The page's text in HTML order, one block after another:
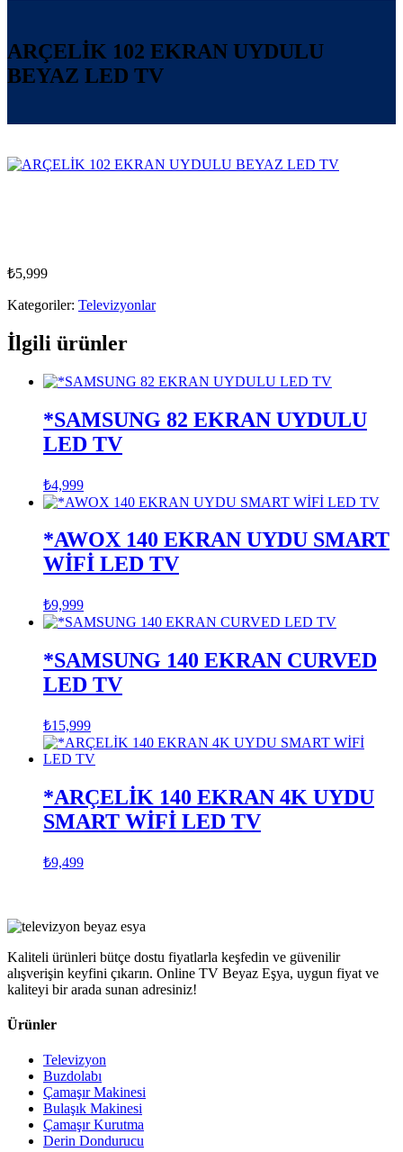
ARÇELİK 102 EKRAN UYDULU
BEYAZ LED TV
₺5,999
Kategoriler: Televizyonlar
İlgili ürünler
*SAMSUNG 82 EKRAN UYDULU
LED TV
₺4,999
*AWOX 140 EKRAN UYDU SMART
WİFİ LED TV
₺9,999
*SAMSUNG 140 EKRAN CURVED
LED TV
₺15,999
*ARÇELİK 140 EKRAN 4K UYDU
SMART WİFİ LED TV
₺9,499
Kaliteli ürünleri bütçe dostu fiyatlarla keşfedin ve güvenilir
alışverişin keyfini çıkarın. Online TV Beyaz Eşya, uygun fiyat ve
kaliteyi bir arada sunan adresiniz!
Ürünler
Televizyon
Buzdolabı
Çamaşır Makinesi
Bulaşık Makinesi
Çamaşır Kurutma
Derin Dondurucu